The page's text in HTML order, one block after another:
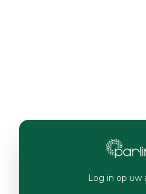
Log in op uw